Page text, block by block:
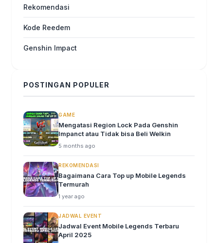
Rekomendasi
Kode Reedem
Genshin Impact
POSTINGAN POPULER
GAME
Mengatasi Region Lock Pada Genshin
Impanct atau Tidak bisa Beli Welkin
5 months ago
REKOMENDASI
Bagaimana Cara Top up Mobile Legends
Termurah
1 year ago
JADWAL EVENT
Jadwal Event Mobile Legends Terbaru
April 2025